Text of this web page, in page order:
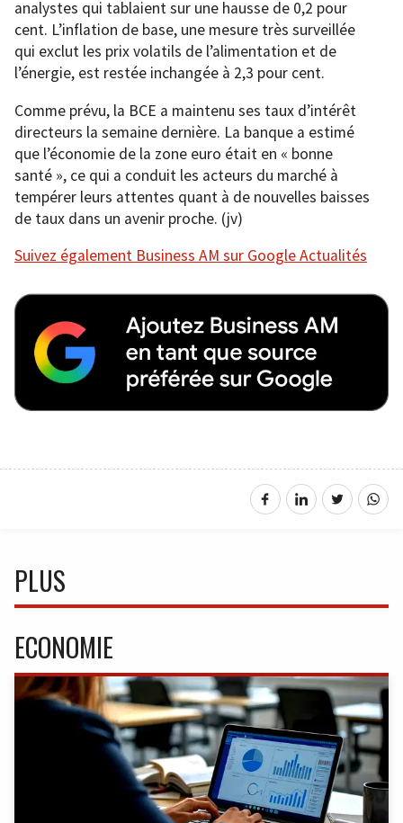
analystes qui tablaient sur une hausse de 0,2 pour
cent. L’inflation de base, une mesure très surveillée
qui exclut les prix volatils de l’alimentation et de
l’énergie, est restée inchangée à 2,3 pour cent.
Comme prévu, la BCE a maintenu ses taux d’intérêt
directeurs la semaine dernière. La banque a estimé
que l’économie de la zone euro était en « bonne
santé », ce qui a conduit les acteurs du marché à
tempérer leurs attentes quant à de nouvelles baisses
de taux dans un avenir proche. (jv)
Suivez également Business AM sur Google Actualités
PLUS
ECONOMIE